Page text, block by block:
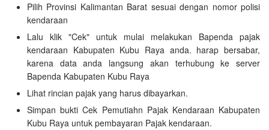
Pilih Provinsi Kalimantan Barat sesuai dengan nomor polisi
kendaraan
Lalu klik "Cek" untuk mulai melakukan Bapenda pajak
kendaraan Kabupaten Kubu Raya anda. harap bersabar,
karena data anda langsung akan terhubung ke server
Bapenda Kabupaten Kubu Raya
Lihat rincian pajak yang harus dibayarkan.
Simpan bukti Cek Pemutiahn Pajak Kendaraan Kabupaten
Kubu Raya untuk pembayaran Pajak kendaraan.